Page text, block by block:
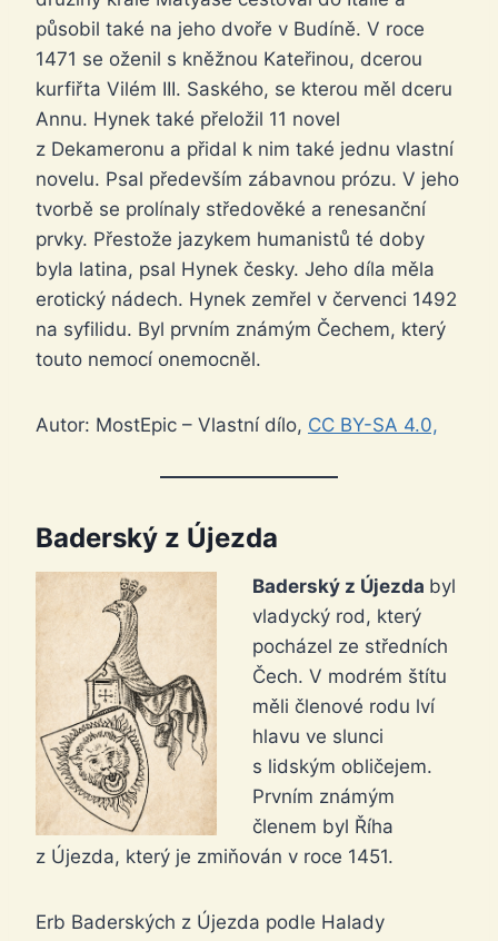
působil také na jeho dvoře v Budíně. V roce
1471 se oženil s kněžnou Kateřinou, dcerou
kurfiřta Vilém III. Saského, se kterou měl dceru
Annu. Hynek také přeložil 11 novel
z Dekameronu a přidal k nim také jednu vlastní
novelu. Psal především zábavnou prózu. V jeho
tvorbě se prolínaly středověké a renesanční
prvky. Přestože jazykem humanistů té doby
byla latina, psal Hynek česky. Jeho díla měla
erotický nádech. Hynek zemřel v červenci 1492
na syfilidu. Byl prvním známým Čechem, který
touto nemocí onemocněl.
Autor: MostEpic – Vlastní dílo, CC BY-SA 4.0,
Baderský z Újezda
Baderský z Újezda byl
vladycký rod, který
pocházel ze středních
Čech. V modrém štítu
měli členové rodu lví
hlavu ve slunci
s lidským obličejem.
Prvním známým
členem byl Říha
z Újezda, který je zmiňován v roce 1451.
Erb Baderských z Újezda podle Halady